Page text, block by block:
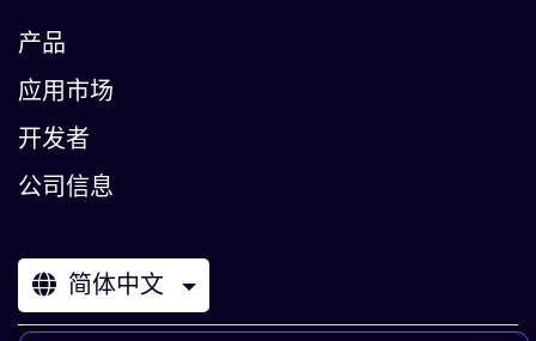
产品
应用市场
开发者
公司信息
简体中文